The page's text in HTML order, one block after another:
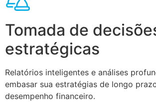
Tomada de
estratégicas
Relatórios inteligentes e análises
embasar sua estratégias de longo
desempenho financeiro.